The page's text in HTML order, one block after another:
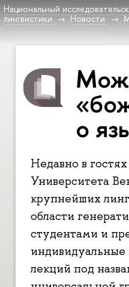
Национальный
лингвистики
Новости
о
Недавно в
Университета
крупнейших
области
студентами и
индивидуальные
лекций под